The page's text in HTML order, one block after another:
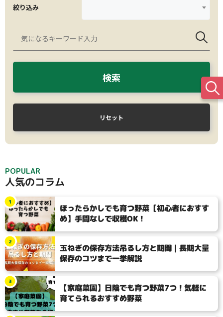
絞り込み
検索
リセット
POPULAR
人気のコラム
ほったらかしでも育つ野菜【初心者におすす
め】手間なしで収穫OK！
1
玉ねぎの保存方法吊るし方と期間｜長期大量
保存のコツまで一挙解説
2
【家庭菜園】日陰でも育つ野菜7つ！気軽に
育てられるおすすめ野菜
3